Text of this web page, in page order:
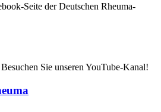
Seite der Deutschen Rheuma-
Sie unseren YouTube-Kanal!